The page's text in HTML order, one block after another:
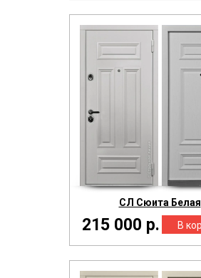
СЛ Сюита Белая
215 000 р.